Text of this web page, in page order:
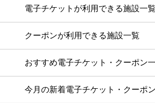
電子チケットが利用できる施設一覧
クーポンが利用できる施設一覧
おすすめ電子チケット・クーポン
今月の新着電子チケット・クーポ